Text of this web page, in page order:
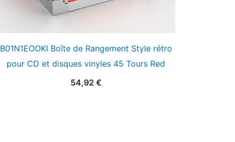
B01N1EOOKI Boîte de Rangement Style rétro
pour CD et disques vinyles 45 Tours Red
54,92 €